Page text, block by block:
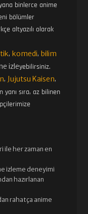
binlerce anime
bölümler
altyazılı olarak
, komedi, bilim
izleyebilirsiniz.
, Jujutsu Kaisen,
yanı sıra, az bilinen
ile her zaman en
izleme deneyimi
hazırlanan
rahatça anime